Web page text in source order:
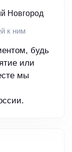
Новгород
к ним
будь
или
мы